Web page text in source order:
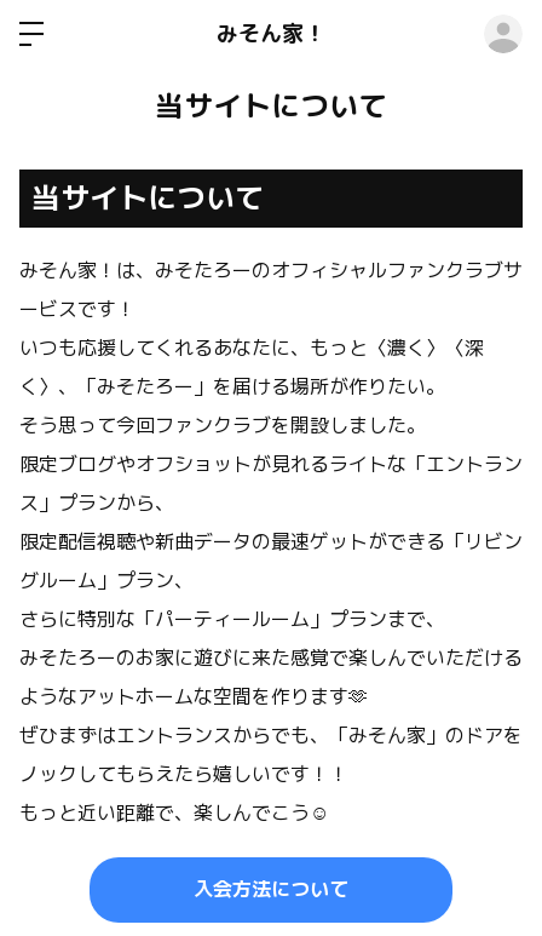
みそん家！
当サイトについて
当サイトについて
みそん家！は、みそたろーのオフィシャルファンクラブサ
ービスです！
いつも応援してくれるあなたに、もっと〈濃く〉〈深
く〉、「みそたろー」を届ける場所が作りたい。
そう思って今回ファンクラブを開設しました。
限定ブログやオフショットが見れるライトな「エントラン
ス」プランから、
限定配信視聴や新曲データの最速ゲットができる「リビン
グルーム」プラン、
さらに特別な「パーティールーム」プランまで、
みそたろーのお家に遊びに来た感覚で楽しんでいただける
ようなアットホームな空間を作ります🫶
ぜひまずはエントランスからでも、「みそん家」のドアを
ノックしてもらえたら嬉しいです！！
もっと近い距離で、楽しんでこう☺️
入会方法について